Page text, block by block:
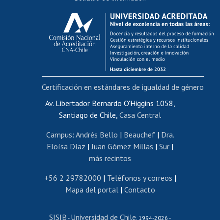
Calificación académica
Postulación al AUCAI
Funcionarias/os
Cursos internos de capacitación
Bienestar del personal
Portal de movilidad interna
Certificado de renta
Certificado de renta honorarios
Editar páginas blancas
Extranjeras/os
Revalidación y reconocimiento de títulos
Postulación al Programa de Movilidad Estudiantil
Cursos de español
Av. Libertador Bernardo O'Higgins 1058,
Santiago de Chile, Casa Central
Campus: Andrés Bello | Beauchef| Dra.
Eloísa Díaz | Juan Gómez Millas | Sur |
más recintos
+56 2 29782000 | Teléfonos y correos |
Mapa del portal| Contacto
SISIB - Universidad de Chile , 1994-2026 -
Certificación en estándares de igualdad de género